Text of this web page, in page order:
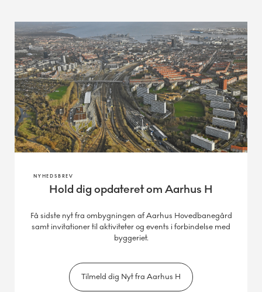
NYHEDSBREV
Hold dig opdateret om Aarhus H
Få sidste nyt fra ombygningen af Aarhus Hovedbanegård
samt invitationer til aktiviteter og events i forbindelse med
byggeriet.
Tilmeld dig Nyt fra Aarhus H